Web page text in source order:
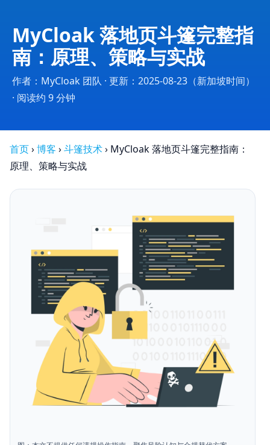
MyCloak 落地页斗篷完整指
南：原理、策略与实战
作者：MyCloak 团队 · 更新：2025-08-23（新加坡时间）
· 阅读约 9 分钟
首页›博客 ›斗篷技术› MyCloak 落地页斗篷完整指南：
原理、策略与实战